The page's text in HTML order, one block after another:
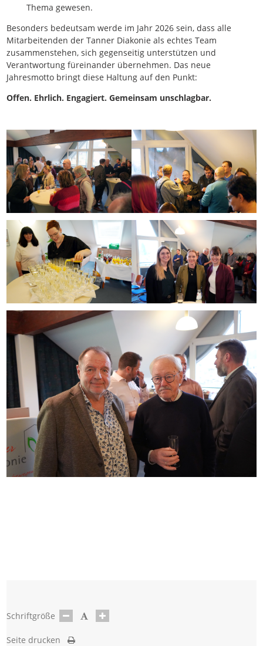
Thema gewesen.
Besonders bedeutsam werde im Jahr 2026 sein, dass alle
Mitarbeitenden der Tanner Diakonie als echtes Team
zusammenstehen, sich gegenseitig unterstützen und
Verantwortung füreinander übernehmen. Das neue
Jahresmotto bringt diese Haltung auf den Punkt:
Offen. Ehrlich. Engagiert. Gemeinsam unschlagbar.
Schriftgröße
Seite drucken